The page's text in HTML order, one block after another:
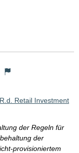
Retail Investment
der Regeln für
der
provisioniertem